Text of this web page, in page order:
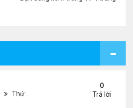
Thứ 4 Tháng 10 07, 2020 4:27 pm
0
Trả lời